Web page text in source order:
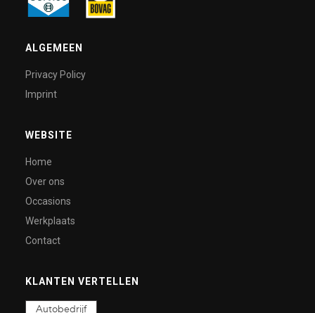
ALGEMEEN
Privacy Policy
Imprint
WEBSITE
Home
Over ons
Occasions
Werkplaats
Contact
KLANTEN VERTELLEN
Autobedrijf